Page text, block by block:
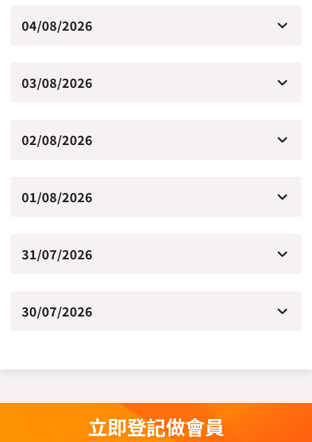
04/08/2026
03/08/2026
02/08/2026
01/08/2026
31/07/2026
30/07/2026
立即登記做會員